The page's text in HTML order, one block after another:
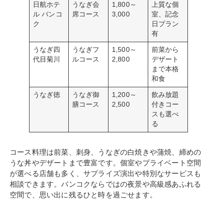
日航ホテ
ル バンコ
ク
うなぎ会
席コース
1,800～
3,000
上質な個
室、記念
日プラン
有
うなぎ四
代目菊川
うなぎフ
ルコース
1,500～
2,800
前菜から
デザート
まで本格
和食
うなぎ徳
うなぎ御
膳コース
1,200～
2,500
飲み放題
付きコー
スも選べ
る
コース料理は前菜、刺身、うなぎの白焼きや蒲焼、締めの
うな丼やデザートまで豊富です。個室やプライベート空間
が選べる店舗も多く、サプライズ演出や特別なサービスも
相談できます。バンコクならではの夜景や高級感あふれる
空間で、思い出に残るひと時を過ごせます。